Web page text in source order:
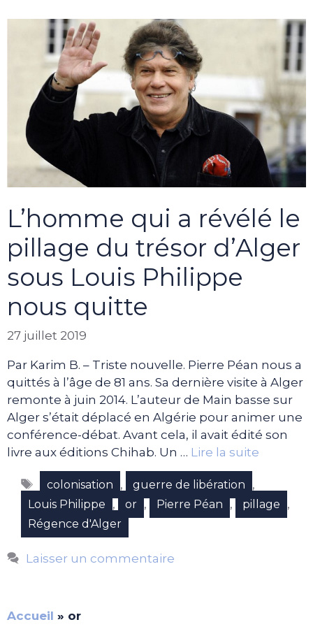
L’homme qui a révélé le
pillage du trésor d’Alger
sous Louis Philippe
nous quitte
27 juillet 2019
Par Karim B. – Triste nouvelle. Pierre Péan nous a
quittés à l’âge de 81 ans. Sa dernière visite à Alger
remonte à juin 2014. L’auteur de Main basse sur
Alger s’était déplacé en Algérie pour animer une
conférence-débat. Avant cela, il avait édité son
livre aux éditions Chihab. Un … Lire la suite
Étiquettes
colonisation , guerre de libération ,
Louis Philippe , or , Pierre Péan , pillage ,
Régence d'Alger
Laisser un commentaire
Accueil » or